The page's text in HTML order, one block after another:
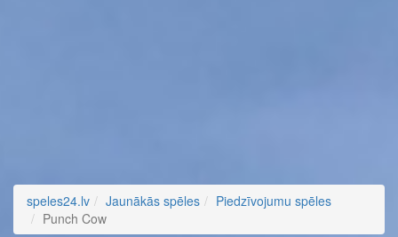
speles24.lv Jaunākās spēles
Piedzīvojumu spēles
Punch Cow